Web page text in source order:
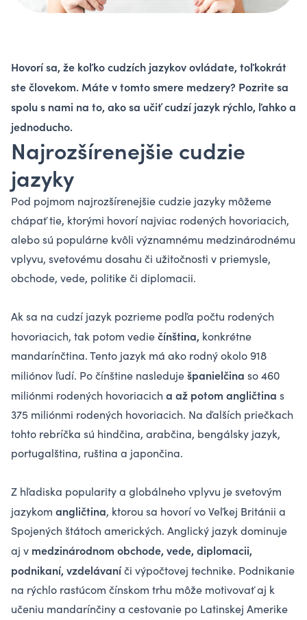
Hovorí sa, že koľko cudzích jazykov ovládate, toľkokrát
ste človekom. Máte v tomto smere medzery? Pozrite sa
spolu s nami na to, ako sa učiť cudzí jazyk rýchlo, ľahko a
jednoducho.
Najrozšírenejšie cudzie
jazyky
Pod pojmom najrozšírenejšie cudzie jazyky môžeme
chápať tie, ktorými hovorí najviac rodených hovoriacich,
alebo sú populárne kvôli významnému medzinárodnému
vplyvu, svetovému dosahu či užitočnosti v priemysle,
obchode, vede, politike či diplomacii.
Ak sa na cudzí jazyk pozrieme podľa počtu rodených
hovoriacich, tak potom vediečínština, konkrétne
mandarínčtina. Tento jazyk má ako rodný okolo 918
miliónov ľudí. Po čínštine nasleduješpanielčina so 460
miliónmi rodených hovoriacich a až potom angličtina s
375 miliónmi rodených hovoriacich. Na ďalších priečkach
tohto rebríčka sú hindčina, arabčina, bengálsky jazyk,
portugalština, ruština a japončina.
Z hľadiska popularity a globálneho vplyvu je svetovým
jazykom angličtina, ktorou sa hovorí vo Veľkej Británii a
Spojených štátoch amerických. Anglický jazyk dominuje
aj v medzinárodnom obchode, vede, diplomacii,
podnikaní, vzdelávaníči výpočtovej technike. Podnikanie
na rýchlo rastúcom čínskom trhu môže motivovať aj k
učeniu mandarínčiny a cestovanie po Latinskej Amerike